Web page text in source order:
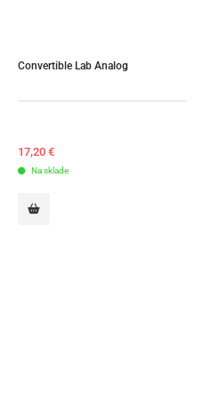
Convertible Lab Analog
17,20 €
Na sklade